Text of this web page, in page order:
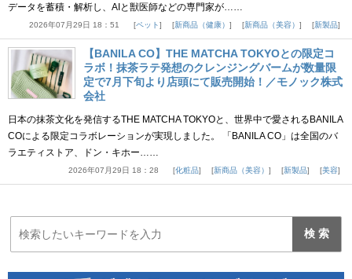
データを蓄積・解析し、AIと獣医師などの専門家が……
2026年07月29日 18：51 ペット 新商品（健康） 新商品（美容） 新製品
【BANILA CO】THE MATCHA TOKYOとの限定コ
ラボ！抹茶ラテ発想のクレンジングバームが数量限
定で7月下旬より店頭にて販売開始！／モノック株式
会社
日本の抹茶文化を発信するTHE MATCHA TOKYOと、世界中で愛されるBANILA
COによる限定コラボレーションが実現しました。 「BANILA CO」は全国のバ
ラエティストア、ドン・キホー……
2026年07月29日 18：28 化粧品 新商品（美容） 新製品 美容